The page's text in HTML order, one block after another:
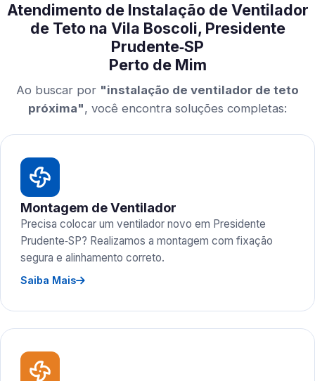
Atendimento de Instalação de Ventilador
de Teto na Vila Boscoli, Presidente
Prudente‑SP
Perto de Mim
Ao buscar por "instalação de ventilador de teto
próxima", você encontra soluções completas:
Montagem de Ventilador
Precisa colocar um ventilador novo em Presidente
Prudente‑SP? Realizamos a montagem com fixação
segura e alinhamento correto.
Saiba Mais